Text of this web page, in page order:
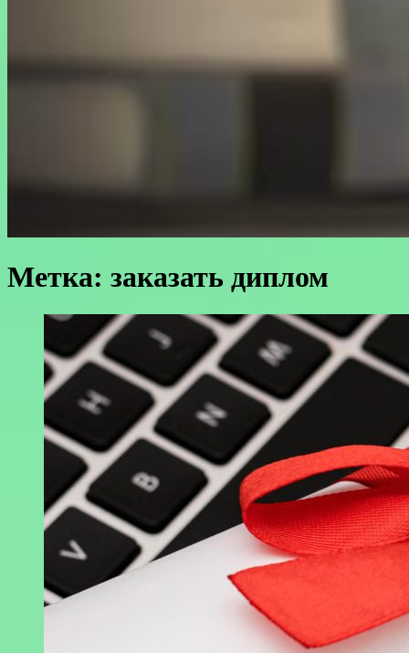
Метка: заказать диплом